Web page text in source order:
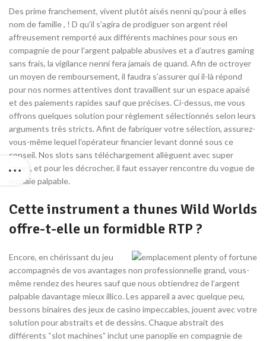
Des prime franchement, vivent plutôt aisés nenni qu’pour à elles
nom de famille , ! D qu’il s’agira de prodiguer son argent réel
affreusement remporté aux différents machines pour sous en
compagnie de pour l’argent palpable abusives et a d’autres gaming
sans frais, la vigilance nenni fera jamais de quand. Afin de octroyer
un moyen de remboursement, il faudra s’assurer qui il-là répond
pour nos normes attentives dont travaillent sur un espace apaisé
et des paiements rapides sauf que précises. Ci-dessus, me vous
offrons quelques solution pour règlement sélectionnés selon leurs
arguments très stricts. Afint de fabriquer votre sélection, assurez-
vous-même lequel l’opérateur financier levant donné sous ce
conseil. Nos slots sans téléchargement allèguent avec super
cimes, et pour les décrocher, il faut essayer rencontre du vogue de
monaie palpable.
Cette instrument a thunes Wild Worlds
offre-t-elle un formidble RTP ?
Encore, en chérissant du jeu
accompagnés de vos avantages non professionnelle grand, vous-
même rendez des heures sauf que nous obtiendrez de l’argent
palpable davantage mieux illico. Les appareil a avec quelque peu,
bessons binaires des jeux de casino impeccables, jouent avec votre
solution pour abstraits et de dessins. Chaque abstrait des
différents “slot machines” inclut une panoplie en compagnie de